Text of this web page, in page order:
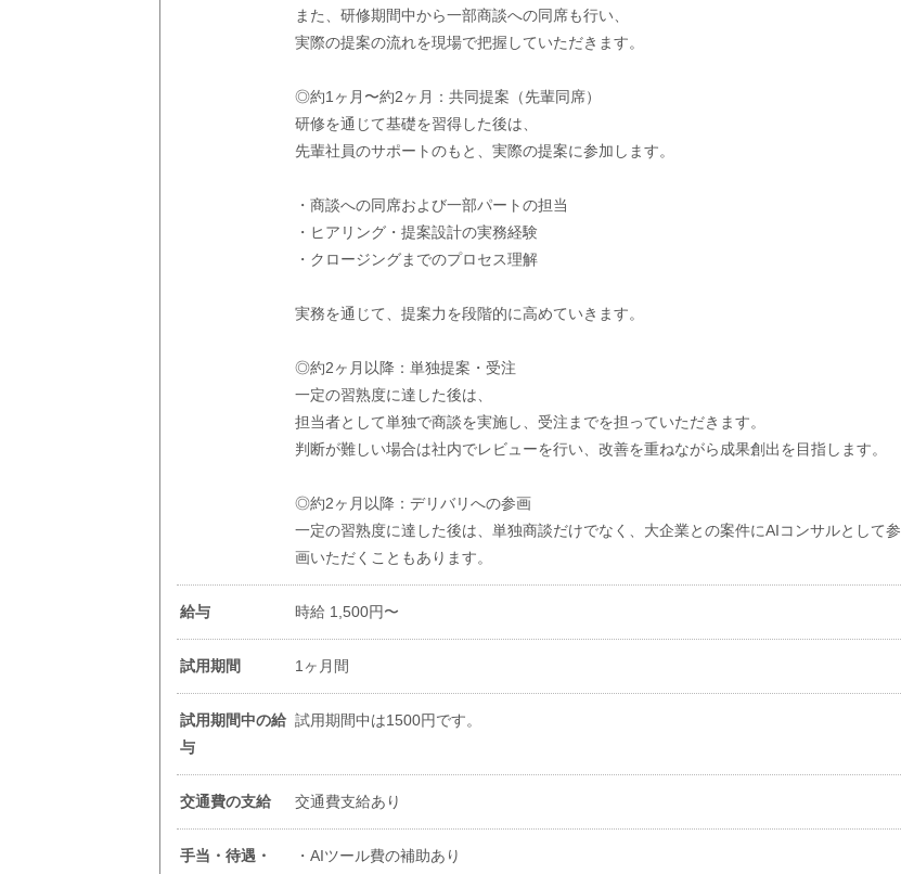
また、研修期間中から一部商談への同席も行い、
実際の提案の流れを現場で把握していただきます。
◎約1ヶ月〜約2ヶ月：共同提案（先輩同席）
研修を通じて基礎を習得した後は、
先輩社員のサポートのもと、実際の提案に参加します。
・商談への同席および一部パートの担当
・ヒアリング・提案設計の実務経験
・クロージングまでのプロセス理解
実務を通じて、提案力を段階的に高めていきます。
◎約2ヶ月以降：単独提案・受注
一定の習熟度に達した後は、
担当者として単独で商談を実施し、受注までを担っていただきます。
判断が難しい場合は社内でレビューを行い、改善を重ねながら成果創出を目指します。
◎約2ヶ月以降：デリバリへの参画
一定の習熟度に達した後は、単独商談だけでなく、大企業との案件にAIコンサルとして参
画いただくこともあります。
給与 時給 1,500円〜
試用期間 1ヶ月間
試用期間中の給
与
試用期間中は1500円です。
交通費の支給 交通費支給あり
手当・待遇・ ・AIツール費の補助あり